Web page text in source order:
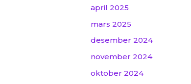
april 2025
mars 2025
desember 2024
november 2024
oktober 2024